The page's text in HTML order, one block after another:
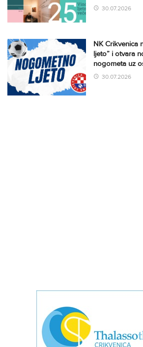
30.07.2026
NK Crikvenica
ljeto” i otvara
nogometa uz
30.07.2026